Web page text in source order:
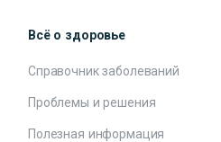
Всё о здоровье
Справочник заболеваний
Проблемы и решения
Полезная информация